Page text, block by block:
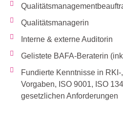
Qualitätsmanagerin
Interne & externe Auditorin
Gelistete BAFA-Beraterin
Fundierte Kenntnisse in
Vorgaben, ISO 9001, ISO
gesetzlichen Anforderungen